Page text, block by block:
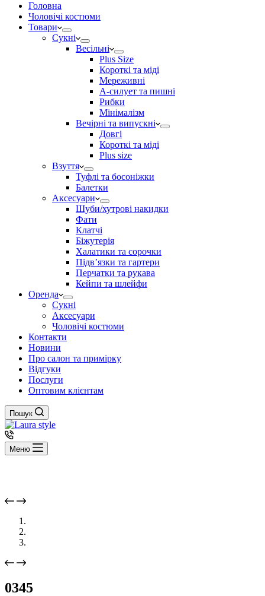
Головна
Чоловічі костюми
Товари
Сукні
Весільні
Plus Size
Короткі та міді
Мереживні
А-силует та пишні
Рибки
Мінімалізм
Вечірні та випускні
Довгі
Короткі та міді
Plus size
Взуття
Туфлі та босоніжки
Балетки
Аксесуари
Шуби/хутрові накидки
Фати
Клатчі
Біжутерія
Халатики та сорочки
Підвʼязки та гартери
Перчатки та рукава
Кейпи та шлейфи
Оренда
Сукні
Аксесуари
Чоловічі костюми
Контакти
Новини
Про салон та примірку
Відгуки
Послуги
Оптовим клієнтам
Пошук
Меню
0345